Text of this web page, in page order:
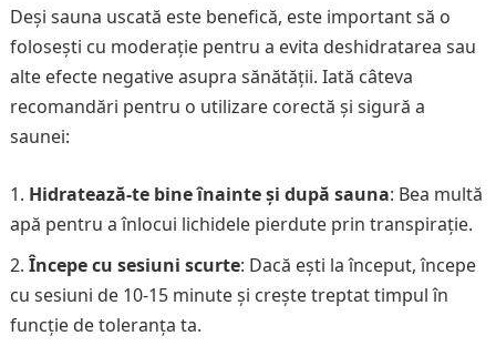
Deși sauna uscată este benefică, este important să o
folosești cu moderație pentru a evita deshidratarea sau
alte efecte negative asupra sănătății. Iată câteva
recomandări pentru o utilizare corectă și sigură a
saunei:
Hidratează-te bine înainte și după sauna: Bea multă
apă pentru a înlocui lichidele pierdute prin transpirație.
Începe cu sesiuni scurte: Dacă ești la început, începe
cu sesiuni de 10-15 minute și crește treptat timpul în
funcție de toleranța ta.